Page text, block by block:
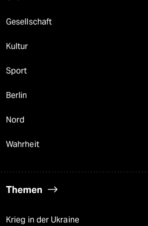
Gesellschaft
Kultur
Sport
Berlin
Nord
Wahrheit
Themen
Krieg in der Ukraine